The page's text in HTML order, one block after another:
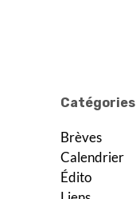
Catégories
Brèves
Calendrier
Édito